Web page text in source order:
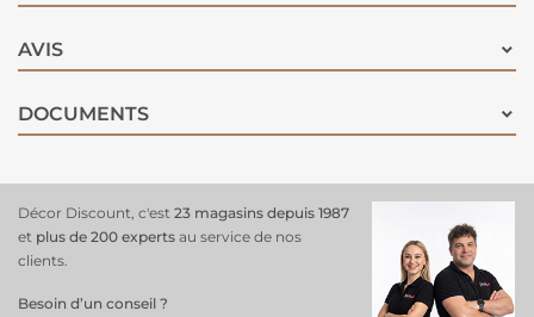
AVIS
DOCUMENTS
Décor Discount, c'est 23 magasins depuis 1987
et plus de 200 experts au service de nos
clients.
Besoin d’un conseil ?